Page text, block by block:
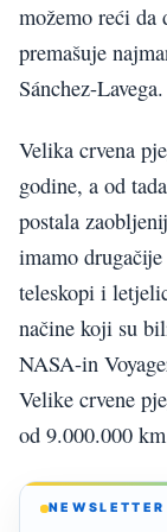
možemo reći da
premašuje
Sánchez-Lavega.
Velika crvena
godine, a od
postala
imamo
teleskopi i
načine koji su
NASA-in
Velike crvene
od 9.000.000
NEWSLETTER